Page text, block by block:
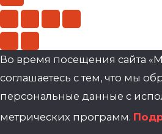
Во время посещения сайта
соглашаетесь с тем, что мы
персональные данные с
метрических программ.